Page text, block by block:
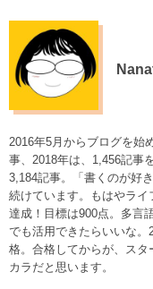
2016年5月からブログを始
事、2018年は、1,456記事
3,184記事。「書くのが好
続けています。もはやライ
達成！目標は900点。多言
でも活用できたらいいな。
格。合格してからが、ス
カラだと思います。